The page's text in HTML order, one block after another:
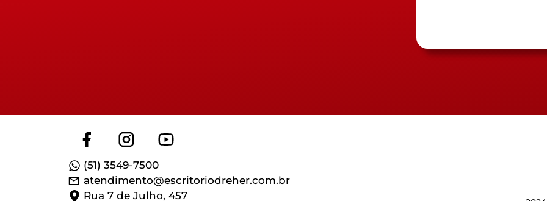
(51) 3549-7500
atendimento@escritoriodreher.com.br
Rua 7 de Julho, 457